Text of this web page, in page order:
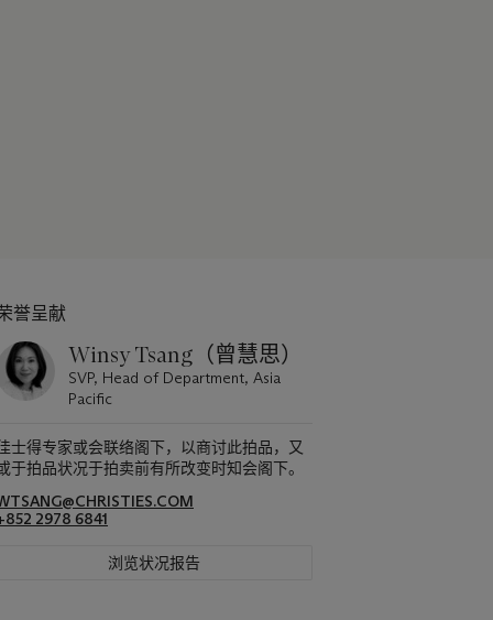
誉呈献
Winsy Tsang（曾慧思）
SVP, Head of Department, Asia
Pacific
士得专家或会联络阁下，以商讨此拍品，又
于拍品状况于拍卖前有所改变时知会阁下。
2978 6841
浏览状况报告